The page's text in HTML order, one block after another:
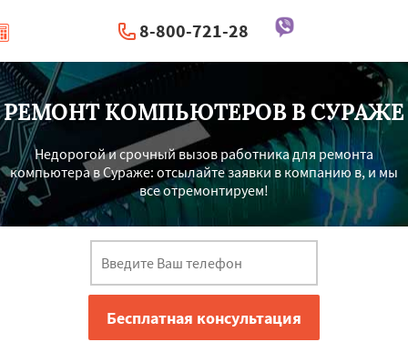
8-800-721-28
| Перезвоните мне
РЕМОНТ КОМПЬЮТЕРОВ В СУРАЖЕ
Недорогой и срочный вызов работника для ремонта
компьютера в Сураже: отсылайте заявки в компанию в, и мы
все отремонтируем!